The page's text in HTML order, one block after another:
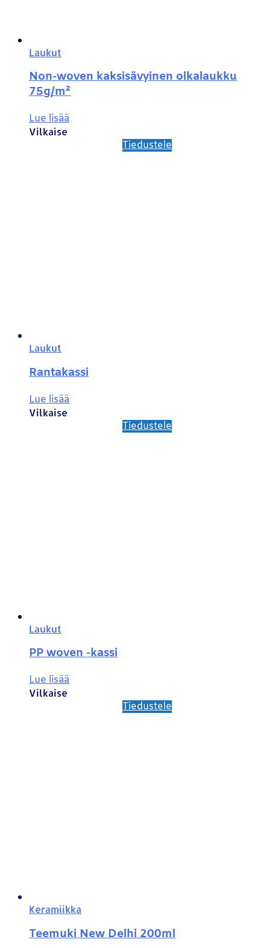
Laukut
Non-woven kaksisävyinen olkalaukku
75g/m²
Lue lisää
Vilkaise
Tiedustele
Laukut
Rantakassi
Lue lisää
Vilkaise
Tiedustele
Laukut
PP woven -kassi
Lue lisää
Vilkaise
Tiedustele
Keramiikka
Teemuki New Delhi 200ml